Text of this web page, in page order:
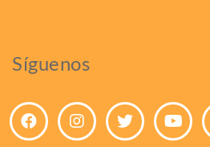
Síguenos